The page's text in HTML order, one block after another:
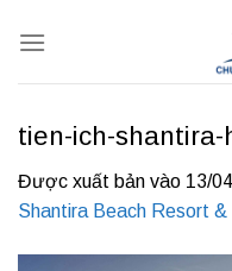
qua
tien-ich-shantira-
Được xuất bản vào 13/
Shantira Beach Resort &